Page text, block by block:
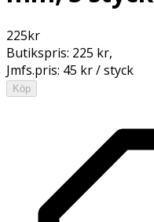
225kr
Butikspris: 225 kr,
Jmfs.pris: 45 kr / styck
Köp